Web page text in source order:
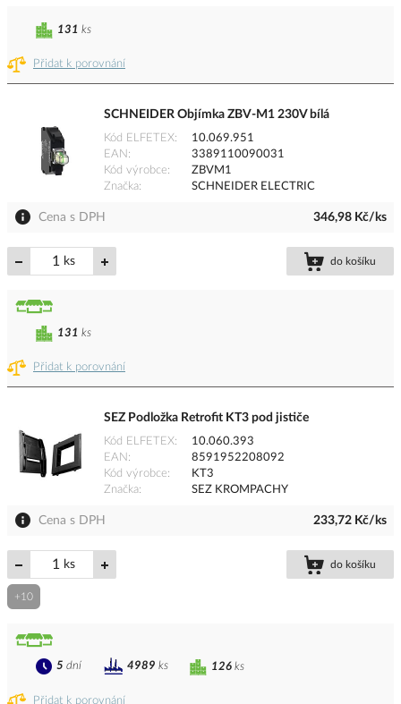
Přidat k porovnání
131 ks
SCHNEIDER Objímka ZBV-M1 230V bílá
Kód ELFETEX
10.069.951
EAN
3389110090031
Kód výrobce
ZBVM1
Značka
SCHNEIDER ELECTRIC
Cena s DPH 346,98 Kč/ks
ks do košíku
Přidat k porovnání
131 ks
SEZ Podložka Retrofit KT3 pod jističe
Kód ELFETEX
10.060.393
EAN
8591952208092
Kód výrobce
KT3
Značka
SEZ KROMPACHY
Cena s DPH 233,72 Kč/ks
ks do košíku
+10
Přidat k porovnání
126 ks
5 dní 4989 ks